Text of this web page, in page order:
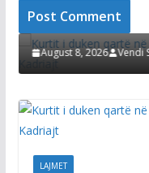
duken qartë në
të Time Kadriajt
8, 2026 Vendi Sot
LAJMET